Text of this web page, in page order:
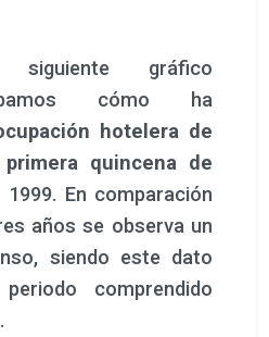
gráfico
cómo ha
hotelera de
quincena de
1999. En comparación
años se observa un
siendo este dato
comprendido